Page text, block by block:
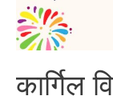
कार्गिल
अनसुने
तथ्य